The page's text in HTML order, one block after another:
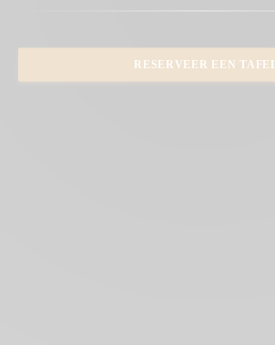
RESERVEER EEN TAFEL